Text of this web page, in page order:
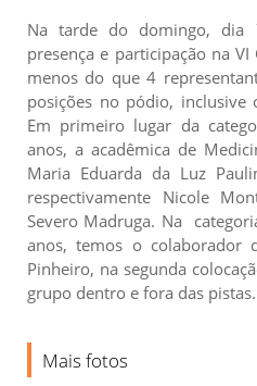
Na tarde do domingo,
presença e participação na
menos do que 4
posições no pódio,
Em primeiro lugar da
anos, a acadêmica de
Maria Eduarda da Luz
respectivamente Nicole
Severo Madruga. Na
anos, temos o colaborador
Pinheiro, na segunda
grupo dentro e fora das pistas.
Mais fotos